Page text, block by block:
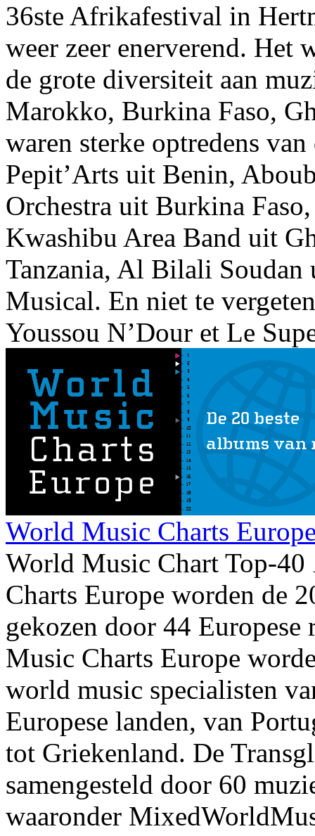
36ste Afrikafestival in
weer zeer enerverend. Het
de grote diversiteit aan
Marokko, Burkina Faso,
waren sterke optredens
Pepit’Arts uit Benin,
Orchestra uit Burkina
Kwashibu Area Band uit
Tanzania, Al Bilali
Musical. En niet te
Youssou N’Dour et Le
World Music Charts
World Music Chart Top-40
Charts Europe worden de
gekozen door 44
Music Charts Europe
world music specialisten
Europese landen, van
tot Griekenland. De
samengesteld door 60
waaronder